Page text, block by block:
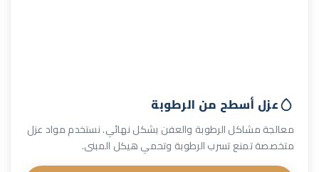
عزل أسطح من الرطوبة
معالجة مشاكل الرطوبة والعفن بشكل نهائي. نستخدم مواد عزل
متخصصة تمنع تسرب الرطوبة وتحمي هيكل المبنى.